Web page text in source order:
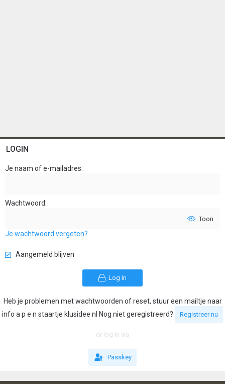
LOGIN
Je naam of e-mailadres
Wachtwoord
Toon
Je wachtwoord vergeten?
Aangemeld blijven
Log in
Heb je problemen met wachtwoorden of reset, stuur een mailtje naar
info a p e n staartje klusidee nl Nog niet geregistreerd?
Registreer nu
or log in via
Passkey